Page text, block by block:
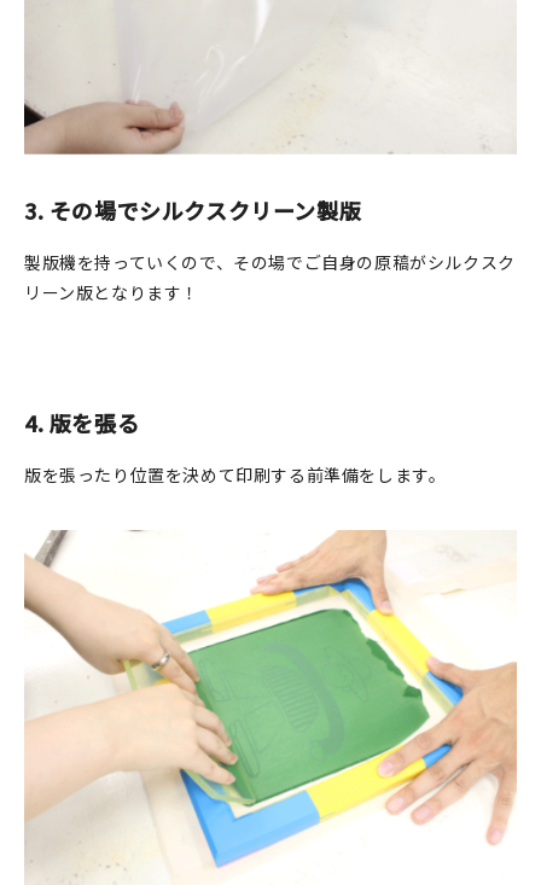
3. その場でシルクスクリーン製版
製版機を持っていくので、その場でご自身の原稿がシルクスク
リーン版となります！
4. 版を張る
版を張ったり位置を決めて印刷する前準備をします。